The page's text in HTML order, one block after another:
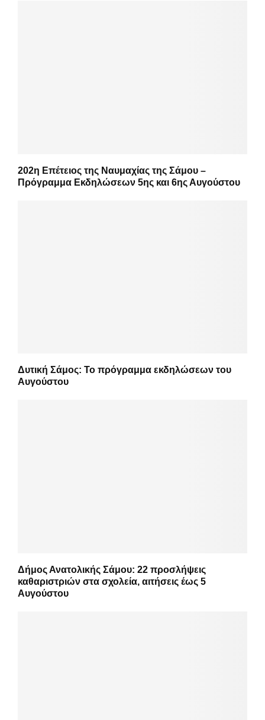
202η Επέτειος της Ναυμαχίας της Σάμου –
Πρόγραμμα Εκδηλώσεων 5ης και 6ης Αυγούστου
Δυτική Σάμος: Το πρόγραμμα εκδηλώσεων του
Αυγούστου
Δήμος Ανατολικής Σάμου: 22 προσλήψεις
καθαριστριών στα σχολεία, αιτήσεις έως 5
Αυγούστου